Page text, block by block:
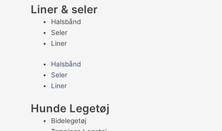
Liner & seler
Halsbånd
Seler
Liner
Halsbånd
Seler
Liner
Hunde Legetøj
Bidelegetøj